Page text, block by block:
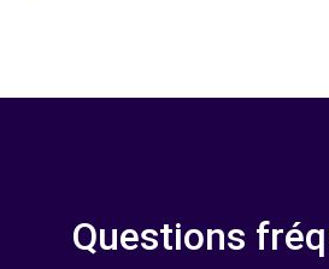
Questions